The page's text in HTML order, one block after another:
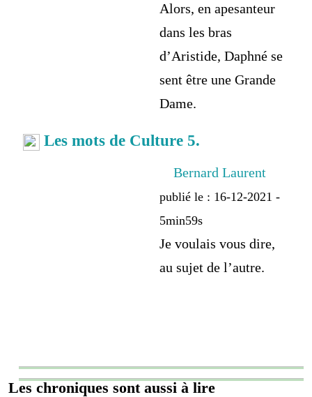
Alors, en apesanteur
dans les bras
d’Aristide, Daphné se
sent être une Grande
Dame.
Les mots de Culture 5.
Bernard Laurent
publié le : 16-12-2021 -
5min59s
Je voulais vous dire,
au sujet de l’autre.
Les chroniques sont aussi à lire